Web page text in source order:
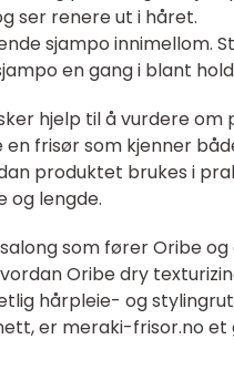
ser renere ut i håret.
sjampo innimellom.
en gang i blant
hjelp til å vurdere
frisør som kjenner
produktet brukes i
og lengde.
som fører Oribe
Oribe dry
hårpleie- og
er meraki-frisor.no et